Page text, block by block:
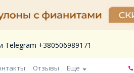
+380506989171
Отзывы Еще